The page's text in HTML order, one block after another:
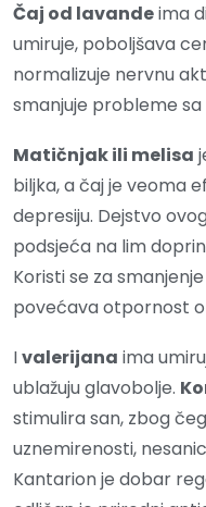
Čaj od lavandeima
umiruje, poboljšava
normalizuje nervnu
smanjuje probleme
Matičnjak ili melisa
biljka, a čaj je veoma
depresiju. Dejstvo
podsjeća na lim
Koristi se za
povećava otpornost
Ivalerijana ima
ublažuju glavobolje.
stimulira san, zbog
uznemirenosti,
Kantarion je dobar